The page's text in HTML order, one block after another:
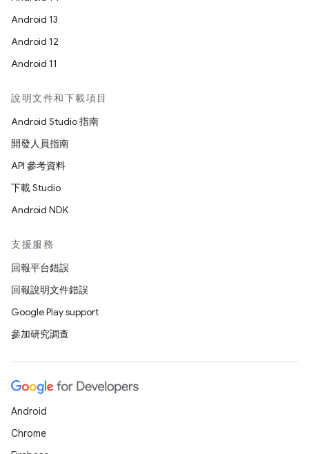
Android 13
Android 12
Android 11
說明文件和下載項目
Android Studio 指南
開發人員指南
API 參考資料
下載 Studio
Android NDK
支援服務
回報平台錯誤
回報說明文件錯誤
Google Play support
參加研究調查
Android
Chrome